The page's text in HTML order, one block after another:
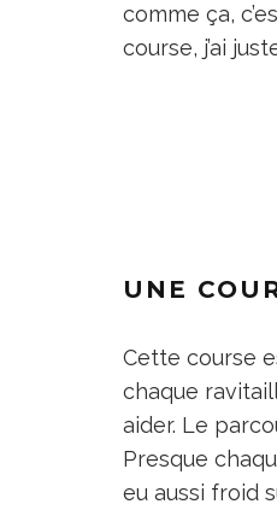
comme ça,
course, j’ai
UNE
Cette course
chaque
aider. Le
Presque
eu aussi froid